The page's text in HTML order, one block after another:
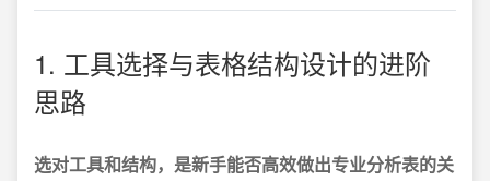
1. 工具选择与表格结构设计的进阶
思路
选对工具和结构，是新手能否高效做出专业分析表的关